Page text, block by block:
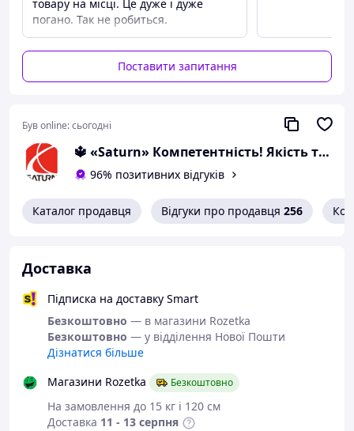
потужний
кількома USB-портами,
що дають змогу
одночасно заряджати
смартфон, планшет,
смартгодинник, колонку або інші пристрої.
Інтелектуальна система контролю подавання
струму автоматично підлаштовує потужність під
товару на місці. Це дуже і дуже
погано. Так не робиться.
Поставити запитання
Був online:сьогодні
🔱 «Saturn» Компетентність! Якість товару! Швидка відправка! ✅
96% позитивних відгуків
Каталог продавця Відгуки про продавця 256
Доставка
Підписка на доставку Smart
Безкоштовно — в магазини Rozetka
Безкоштовно — у відділення Нової Пошти
Дізнатися більше
Магазини Rozetka
Безкоштовно
На замовлення до 15 кг і 120 см
Доставка 11 - 13 серпня